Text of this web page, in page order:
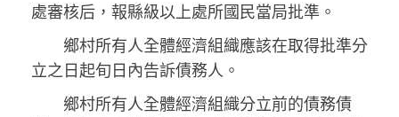
處審核后，報縣級以上處所國民當局批準。
鄉村所有人全體經濟組織應該在取得批準分
立之日起旬日內告訴債務人。
鄉村所有人全體經濟組織分立前的債務債